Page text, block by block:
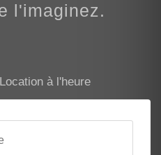
l'imaginez.
Location à l'heure